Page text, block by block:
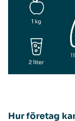
Hur företag